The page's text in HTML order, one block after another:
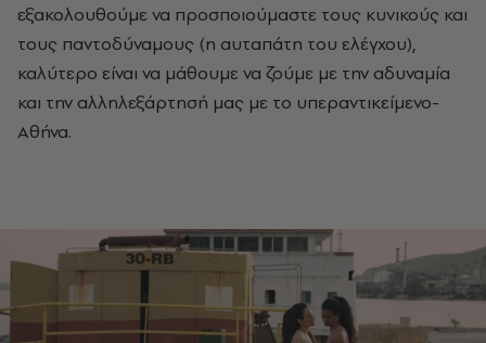
εξακολουθούμε να προσποιούμαστε τους κυνικούς και
τους παντοδύναμους (η αυταπάτη του ελέγχου),
καλύτερο είναι να μάθουμε να ζούμε με την αδυναμία
και την αλληλεξάρτησή μας με το υπεραντικείμενο-
Αθήνα.